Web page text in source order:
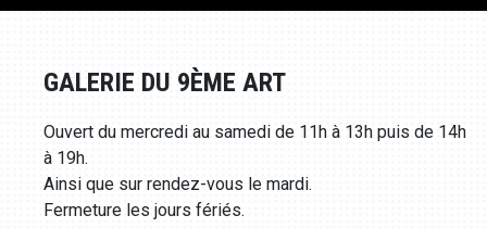
GALERIE DU 9ÈME ART
Ouvert du mercredi au samedi de 11h à 13h puis de 14h
à 19h.
Ainsi que sur rendez-vous le mardi.
Fermeture les jours fériés.